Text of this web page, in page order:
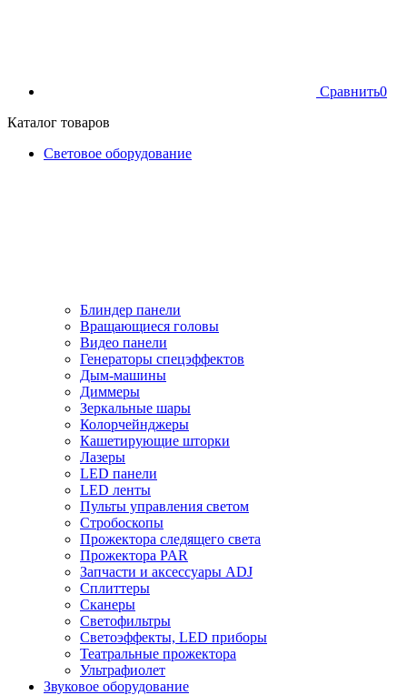
Сравнить0
Каталог товаров
Световое оборудование
Блиндер панели
Вращающиеся головы
Видео панели
Генераторы спецэффектов
Дым-машины
Диммеры
Зеркальные шары
Колорчейнджеры
Кашетирующие шторки
Лазеры
LED панели
LED ленты
Пульты управления светом
Стробоскопы
Прожектора следящего света
Прожектора PAR
Запчасти и аксессуары ADJ
Сплиттеры
Сканеры
Светофильтры
Светоэффекты, LED приборы
Театральные прожектора
Ультрафиолет
Звуковое оборудование